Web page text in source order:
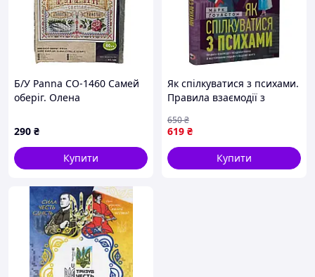
Б/У Panna СО-1460 Самей
оберіг. Олена
290 ₴
Купити
Як спілкуватися з психами.
Правила взаємодії з
нестерпними людьми у
вашому житті / Марк
Ґоулстон
619 ₴
650₴
Купити